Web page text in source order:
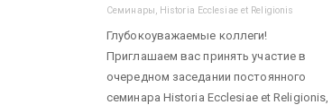
Семинары, Historia Ecclesiae et Religionis
Глубокоуважаемые коллеги!
Приглашаем вас принять участие в
очередном заседании постоянного
семинара Historia Ecclesiae et Religionis,